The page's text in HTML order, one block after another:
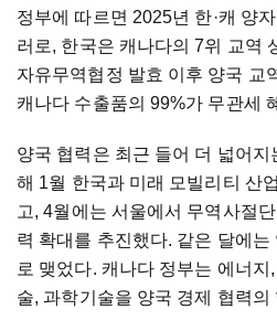
정부에 따르면 2025년 한·캐 양
러로, 한국은 캐나다의 7위 교역
자유무역협정 발효 이후 양국 교
캐나다 수출품의 99%가 무관세
양국 협력은 최근 들어 더 넓어
해 1월 한국과 미래 모빌리티 산
고, 4월에는 서울에서 무역사절
력 확대를 추진했다. 같은 달에는
로 맺었다. 캐나다 정부는 에너지
술, 과학기술을 양국 경제 협력의